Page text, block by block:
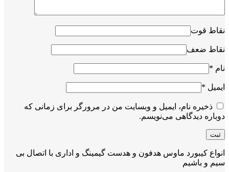
نقاط قوت
نقاط ضعف
نام *
ایمیل *
ذخیره نام، ایمیل و وبسایت من در مرورگر برای زمانی که
دوباره دیدگاهی می‌نویسم.
انواع کیبورد ماوس هدفون و هدست گیمینگ و اداری با اتصال بی
سیم و باشیم